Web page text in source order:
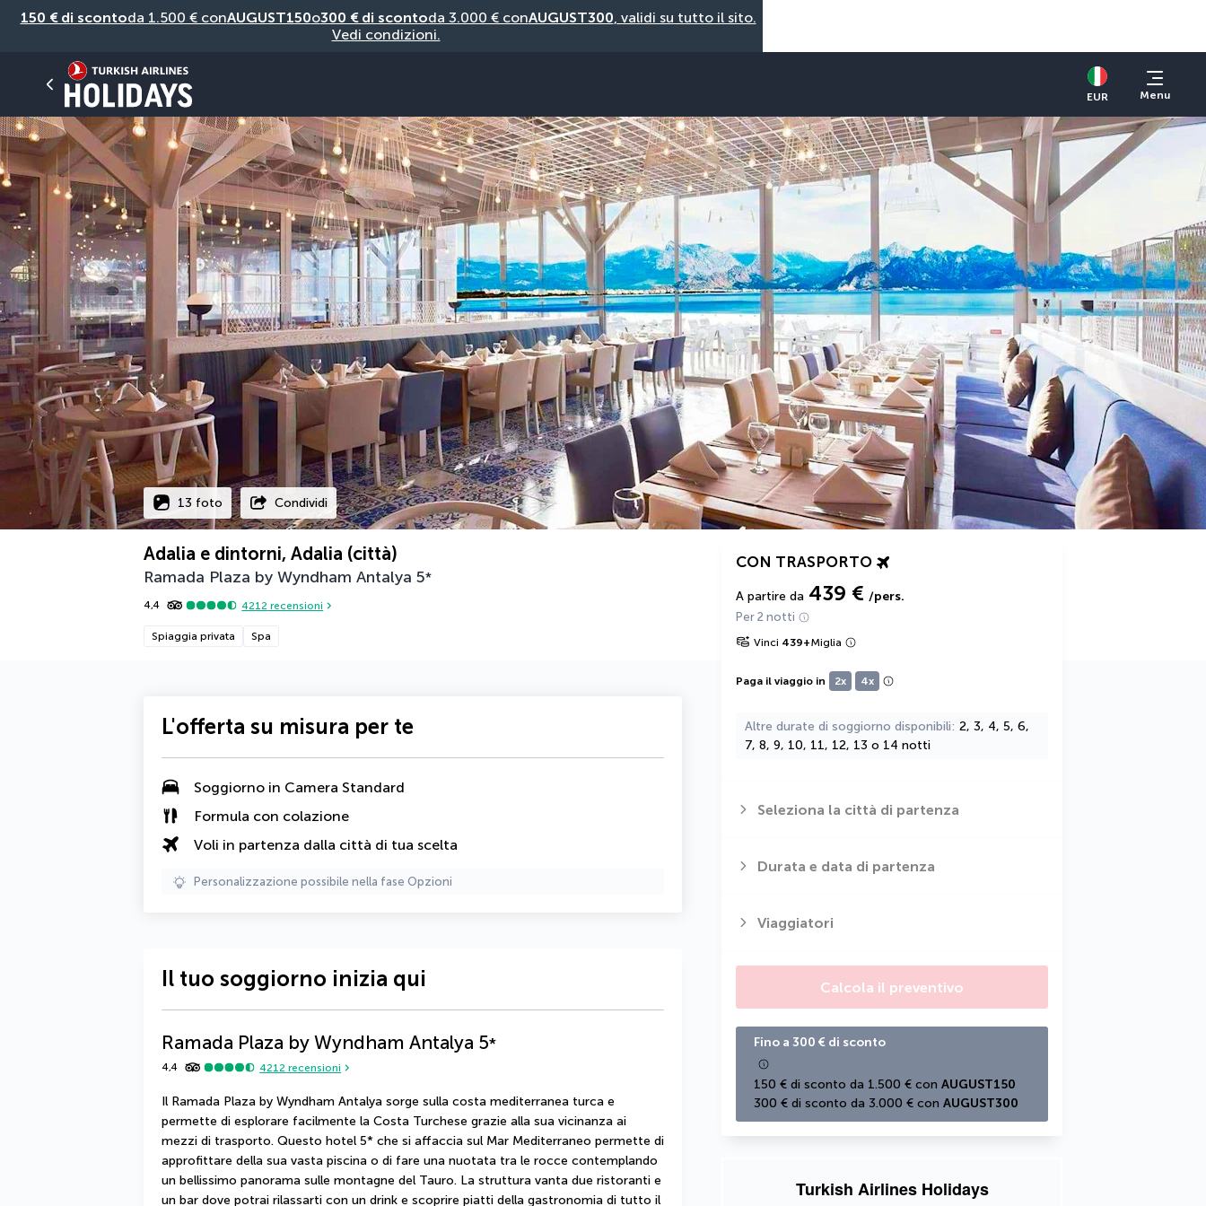
150 € di scontoda 1.500 € conAUGUST150o300 € di scontoda 3.000 € conAUGUST300, validi su tutto il sito.
Vedi condizioni.
EUR Menu
13 foto Condividi
Adalia e dintorni, Adalia (città)
Ramada Plaza by Wyndham Antalya 5*
4,4 4212 recensioni
Spiaggia privata Spa
CON TRASPORTO
A partire da 439 € /pers.
Per 2 notti
Vinci 439+Miglia
Paga il viaggio in 2x 4x
Altre durate di soggiorno disponibili 2, 3, 4, 5, 6,
7, 8, 9, 10, 11, 12, 13 o 14 notti
Seleziona la città di partenza
Durata e data di partenza
Viaggiatori
Calcola il preventivo
Fino a 300 € di sconto
150 € di sconto da 1.500 € con AUGUST150
300 € di sconto da 3.000 € con AUGUST300
Turkish Airlines Holidays
L'offerta su misura per te
Soggiorno in Camera Standard
Formula con colazione
Voli in partenza dalla città di tua scelta
Personalizzazione possibile nella fase Opzioni
Il tuo soggiorno inizia qui
Ramada Plaza by Wyndham Antalya 5*
4,4 4212 recensioni
Il Ramada Plaza by Wyndham Antalya sorge sulla costa mediterranea turca e
permette di esplorare facilmente la Costa Turchese grazie alla sua vicinanza ai
mezzi di trasporto. Questo hotel 5* che si affaccia sul Mar Mediterraneo permette di
approfittare della sua vasta piscina o di fare una nuotata tra le rocce contemplando
un bellissimo panorama sulle montagne del Tauro. La struttura vanta due ristoranti e
un bar dove potrai rilassarti con un drink e scoprire piatti della gastronomia di tutto il